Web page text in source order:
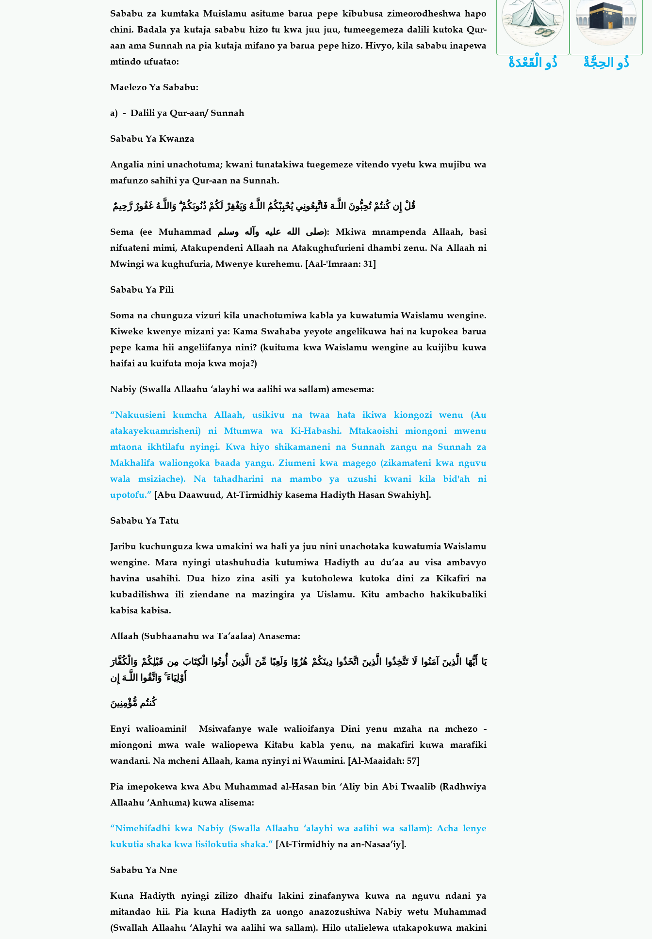
Sababu za kumtaka Muislamu asitume barua pepe kibubusa zimeorodheshwa hapo
chini. Badala ya kutaja sababu hizo tu kwa juu juu, tumeegemeza dalili kutoka Qur-
aan ama Sunnah na pia kutaja mifano ya barua pepe hizo. Hivyo, kila sababu inapewa
mtindo ufuatao:
Maelezo Ya Sababu:
a) - Dalili ya Qur-aan/ Sunnah
Sababu Ya Kwanza
Angalia nini unachotuma; kwani tunatakiwa tuegemeze vitendo vyetu kwa mujibu wa
mafunzo sahihi ya Qur-aan na Sunnah.
قُلْ إِن كُنتُمْ تُحِبُّونَ اللَّـهَ فَاتَّبِعُونِي يُحْبِبْكُمُ اللَّـهُ وَيَغْفِرْ لَكُمْ ذُنُوبَكُمْ ۗ وَاللَّـهُ غَفُورٌ رَّحِيمٌ
Sema (ee Muhammad صلى الله عليه وآله وسلم): Mkiwa mnampenda Allaah, basi
nifuateni mimi, Atakupendeni Allaah na Atakughufurieni dhambi zenu. Na Allaah ni
Mwingi wa kughufuria, Mwenye kurehemu. [Aal-'Imraan: 31]
Sababu Ya Pili
Soma na chunguza vizuri kila unachotumiwa kabla ya kuwatumia Waislamu wengine.
Kiweke kwenye mizani ya: Kama Swahaba yeyote angelikuwa hai na kupokea barua
pepe kama hii angeliifanya nini? (kuituma kwa Waislamu wengine au kuijibu kuwa
haifai au kuifuta moja kwa moja?)
Nabiy (Swalla Allaahu ‘alayhi wa aalihi wa sallam) amesema:
“Nakuusieni kumcha Allaah, usikivu na twaa hata ikiwa kiongozi wenu (Au
atakayekuamrisheni) ni Mtumwa wa Ki-Habashi. Mtakaoishi miongoni mwenu
mtaona ikhtilafu nyingi. Kwa hiyo shikamaneni na Sunnah zangu na Sunnah za
Makhalifa waliongoka baada yangu. Ziumeni kwa magego (zikamateni kwa nguvu
wala msiziache). Na tahadharini na mambo ya uzushi kwani kila bid'ah ni
upotofu.” [Abu Daawuud, At-Tirmidhiy kasema Hadiyth Hasan Swahiyh].
Sababu Ya Tatu
Jaribu kuchunguza kwa umakini wa hali ya juu nini unachotaka kuwatumia Waislamu
wengine. Mara nyingi utashuhudia kutumiwa Hadiyth au du’aa au visa ambavyo
havina usahihi. Dua hizo zina asili ya kutoholewa kutoka dini za Kikafiri na
kubadilishwa ili ziendane na mazingira ya Uislamu. Kitu ambacho hakikubaliki
kabisa kabisa.
Allaah (Subhaanahu wa Ta’aalaa) Anasema:
يَا أَيُّهَا الَّذِينَ آمَنُوا لَا تَتَّخِذُوا الَّذِينَ اتَّخَذُوا دِينَكُمْ هُزُوًا وَلَعِبًا مِّنَ الَّذِينَ أُوتُوا الْكِتَابَ مِن قَبْلِكُمْ وَالْكُفَّارَ
أَوْلِيَاءَۚ وَاتَّقُوا اللَّـهَ إِن
كُنتُم مُّؤْمِنِينَ
Enyi walioamini! Msiwafanye wale walioifanya Dini yenu mzaha na mchezo -
miongoni mwa wale waliopewa Kitabu kabla yenu, na makafiri kuwa marafiki
wandani. Na mcheni Allaah, kama nyinyi ni Waumini. [Al-Maaidah: 57]
Pia imepokewa kwa Abu Muhammad al-Hasan bin ‘Aliy bin Abi Twaalib (Radhwiya
Allaahu ‘Anhuma) kuwa alisema:
“Nimehifadhi kwa Nabiy (Swalla Allaahu ‘alayhi wa aalihi wa sallam): Acha lenye
kukutia shaka kwa lisilokutia shaka.” [At-Tirmidhiy na an-Nasaa’iy].
Sababu Ya Nne
Kuna Hadiyth nyingi zilizo dhaifu lakini zinafanywa kuwa na nguvu ndani ya
mitandao hii. Pia kuna Hadiyth za uongo anazozushiwa Nabiy wetu Muhammad
(Swallah Allaahu ‘Alayhi wa aalihi wa sallam). Hilo utalielewa utakapokuwa makini
ذُو الْقَعْدَةْ ذُو الحِجَّةْ